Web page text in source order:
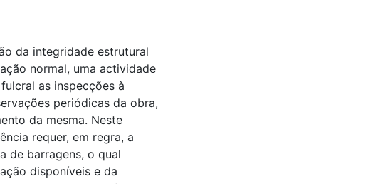
da integridade estrutural
normal, uma actividade
as inspecções à
periódicas da obra,
da mesma. Neste
requer, em regra, a
de barragens, o qual
disponíveis e da